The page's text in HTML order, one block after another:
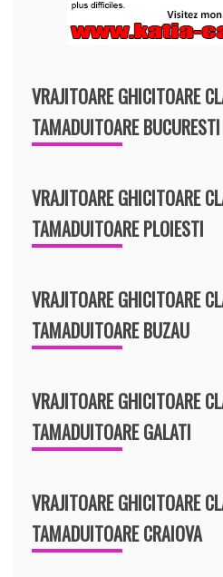
VRAJITOARE GHICITOARE
TAMADUITOARE BUCURESTI
VRAJITOARE GHICITOARE
TAMADUITOARE PLOIESTI
VRAJITOARE GHICITOARE
TAMADUITOARE BUZAU
VRAJITOARE GHICITOARE
TAMADUITOARE GALATI
VRAJITOARE GHICITOARE
TAMADUITOARE CRAIOVA